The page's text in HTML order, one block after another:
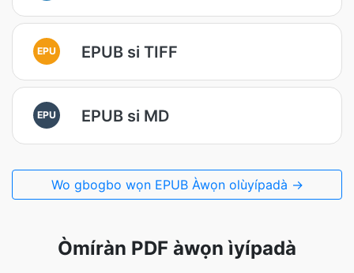
EPU EPUB si TIFF
EPU EPUB si MD
Wo gbogbo wọn EPUB Àwọn olùyípadà →
Òmíràn PDF àwọn ìyípadà